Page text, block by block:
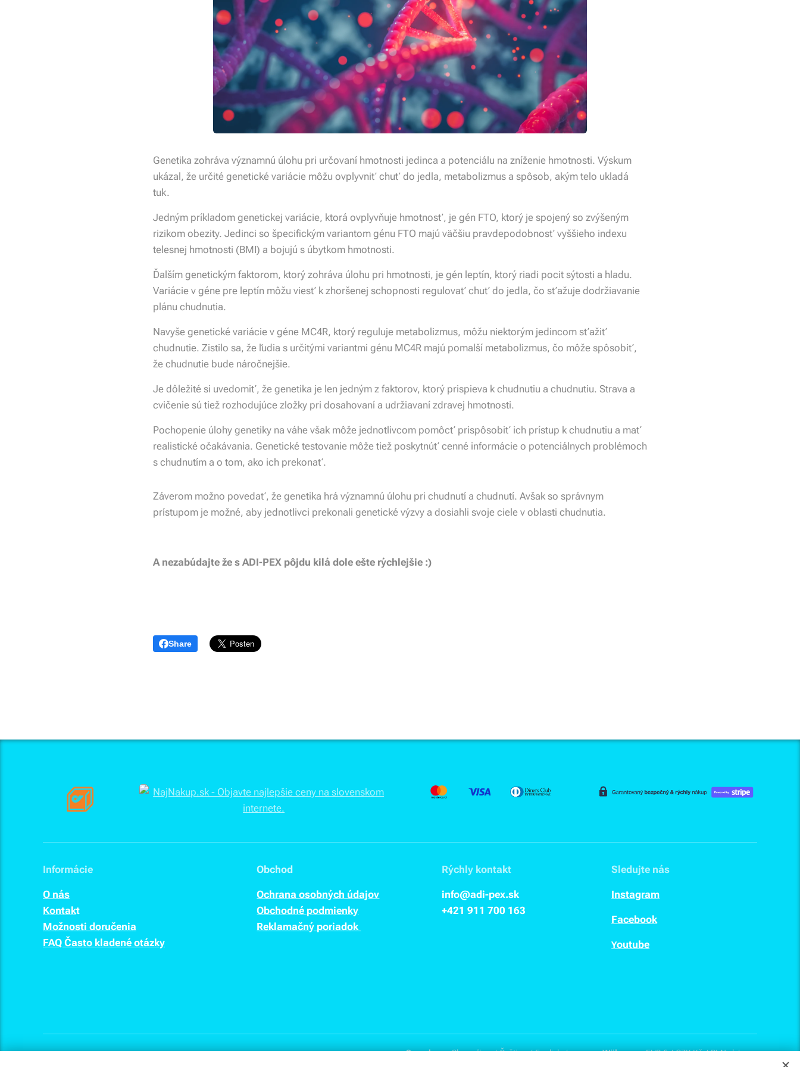
Genetika zohráva významnú úlohu pri určovaní hmotnosti jedinca a potenciálu na zníženie hmotnosti. Výskum
ukázal, že určité genetické variácie môžu ovplyvniť chuť do jedla, metabolizmus a spôsob, akým telo ukladá
tuk.
Jedným príkladom genetickej variácie, ktorá ovplyvňuje hmotnosť, je gén FTO, ktorý je spojený so zvýšeným
rizikom obezity. Jedinci so špecifickým variantom génu FTO majú väčšiu pravdepodobnosť vyššieho indexu
telesnej hmotnosti (BMI) a bojujú s úbytkom hmotnosti.
Ďalším genetickým faktorom, ktorý zohráva úlohu pri hmotnosti, je gén leptín, ktorý riadi pocit sýtosti a hladu.
Variácie v géne pre leptín môžu viesť k zhoršenej schopnosti regulovať chuť do jedla, čo sťažuje dodržiavanie
plánu chudnutia.
Navyše genetické variácie v géne MC4R, ktorý reguluje metabolizmus, môžu niektorým jedincom sťažiť
chudnutie. Zistilo sa, že ľudia s určitými variantmi génu MC4R majú pomalší metabolizmus, čo môže spôsobiť,
že chudnutie bude náročnejšie.
Je dôležité si uvedomiť, že genetika je len jedným z faktorov, ktorý prispieva k chudnutiu a chudnutiu. Strava a
cvičenie sú tiež rozhodujúce zložky pri dosahovaní a udržiavaní zdravej hmotnosti.
Pochopenie úlohy genetiky na váhe však môže jednotlivcom pomôcť prispôsobiť ich prístup k chudnutiu a mať
realistické očakávania. Genetické testovanie môže tiež poskytnúť cenné informácie o potenciálnych problémoch
s chudnutím a o tom, ako ich prekonať.
Záverom možno povedať, že genetika hrá významnú úlohu pri chudnutí a chudnutí. Avšak so správnym
prístupom je možné, aby jednotlivci prekonali genetické výzvy a dosiahli svoje ciele v oblasti chudnutia.
A nezabúdajte že s ADI-PEX pôjdu kilá dole ešte rýchlejšie :)
Share
Informácie
O nás
Kontakt
Možnosti doručenia
FAQ Často kladené otázky
Obchod
Ochrana osobných údajov
Obchodné podmienky
Reklamačný poriadok
Rýchly kontakt
info@adi-pex.sk
+421 911 700 163
Sledujte nás
Instagram
Facebook
Youtube
Sprachen Slovenčina Čeština
English
Währung EUR € CZK Kč
PLN zł